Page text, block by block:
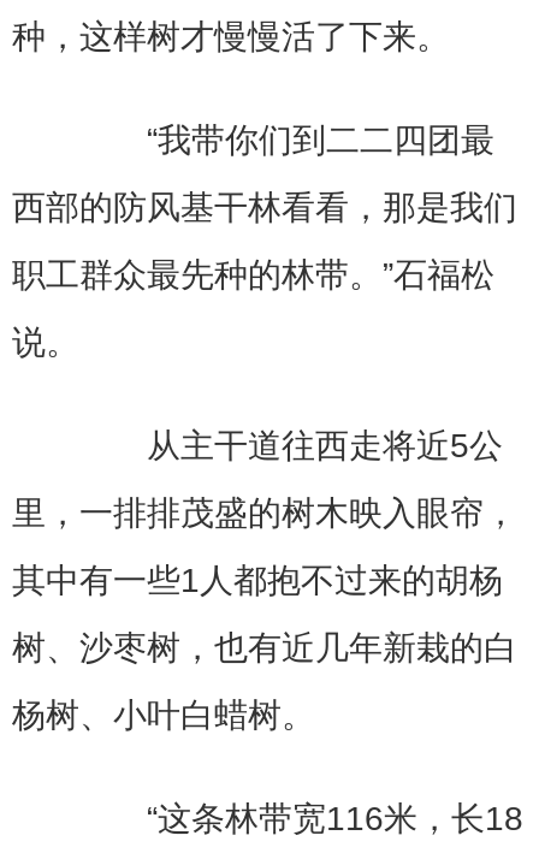
种，这样树才慢慢活了下来。
“我带你们到二二四团最
西部的防风基干林看看，那是我们
职工群众最先种的林带。”石福松
说。
从主干道往西走将近5公
里，一排排茂盛的树木映入眼帘，
其中有一些1人都抱不过来的胡杨
树、沙枣树，也有近几年新栽的白
杨树、小叶白蜡树。
“这条林带宽116米，长18